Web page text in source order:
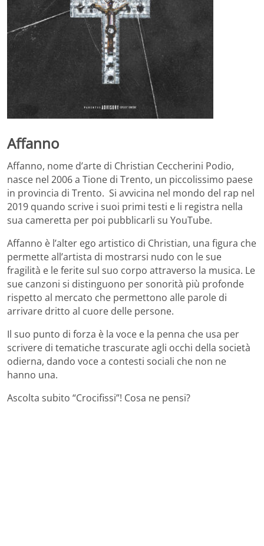
Affanno
Affanno, nome d’arte di Christian Ceccherini Podio,
nasce nel 2006 a Tione di Trento, un piccolissimo paese
in provincia di Trento. Si avvicina nel mondo del rap nel
2019 quando scrive i suoi primi testi e li registra nella
sua cameretta per poi pubblicarli su YouTube.
Affanno è l’alter ego artistico di Christian, una figura che
permette all’artista di mostrarsi nudo con le sue
fragilità e le ferite sul suo corpo attraverso la musica. Le
sue canzoni si distinguono per sonorità più profonde
rispetto al mercato che permettono alle parole di
arrivare dritto al cuore delle persone.
Il suo punto di forza è la voce e la penna che usa per
scrivere di tematiche trascurate agli occhi della società
odierna, dando voce a contesti sociali che non ne
hanno una.
Ascolta subito “Crocifissi”! Cosa ne pensi?